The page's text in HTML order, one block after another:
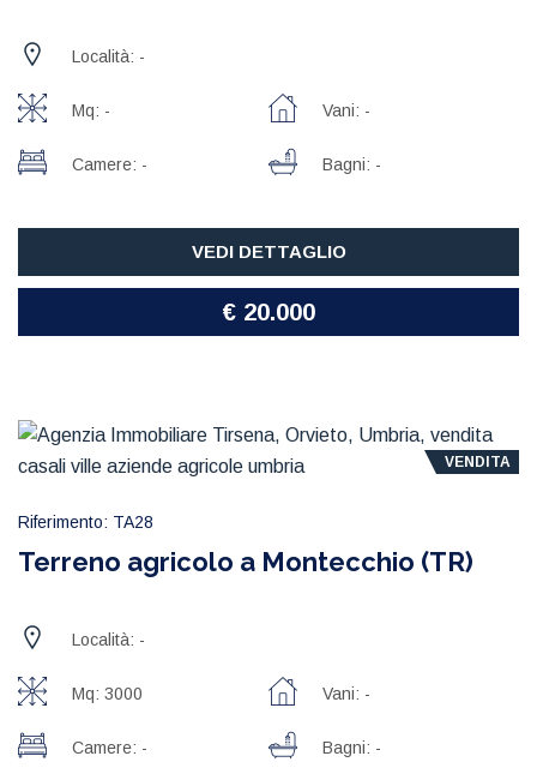
Località: -
Mq: - Vani: -
Camere: - Bagni: -
VEDI DETTAGLIO
€ 20.000
VENDITA
Riferimento: TA28
Terreno agricolo a Montecchio (TR)
Località: -
Mq: 3000 Vani: -
Camere: - Bagni: -